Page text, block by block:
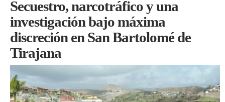
Secuestro, narcotráfico y una
investigación bajo máxima
discreción en San Bartolomé de
Tirajana